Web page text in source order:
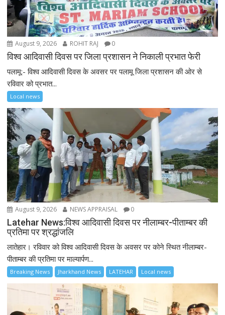
August 9, 2026 ROHIT RAJ 0
विश्व आदिवासी दिवस पर जिला प्रशासन ने निकाली प्रभात फेरी
पलामू:- विश्व आदिवासी दिवस के अवसर पर पलामू जिला प्रशासन की ओर से
रविवार को प्रभात...
Local news
August 9, 2026 NEWS APPRAISAL 0
Latehar News:विश्व आदिवासी दिवस पर नीलाम्बर-पीताम्बर की
प्रतिमा पर श्रद्धांजलि
लातेहार। रविवार को विश्व आदिवासी दिवस के अवसर पर कोने स्थित नीलाम्बर-
पीताम्बर की प्रतिमा पर माल्यार्पण...
Breaking News Jharkhand News LATEHAR Local news